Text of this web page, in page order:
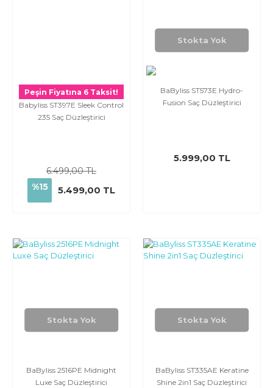
Peşin Fiyatına 6 Taksit!
Babyliss ST397E Sleek Control
235 Saç Düzleştirici
6.499,00 TL
%15
5.499,00 TL
Stokta Yok
BaByliss ST573E Hydro-
Fusion Saç Düzleştirici
5.999,00 TL
Stokta Yok
BaByliss 2516PE Midnight
Luxe Saç Düzleştirici
Stokta Yok
BaByliss ST335AE Keratine
Shine 2in1 Saç Düzleştirici